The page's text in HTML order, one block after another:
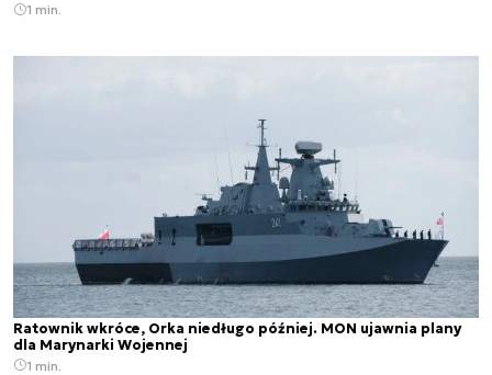
1 min.
Ratownik wkróce, Orka niedługo później. MON ujawnia plany
dla Marynarki Wojennej
1 min.